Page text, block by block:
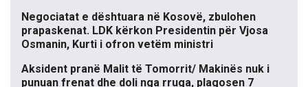
Negociatat e dështuara në Kosovë, zbulohen
prapaskenat. LDK kërkon Presidentin për Vjosa
Osmanin, Kurti i ofron vetëm ministri
Aksident pranë Malit të Tomorrit/ Makinës nuk i
punuan frenat dhe doli nga rruga, plagosen 7